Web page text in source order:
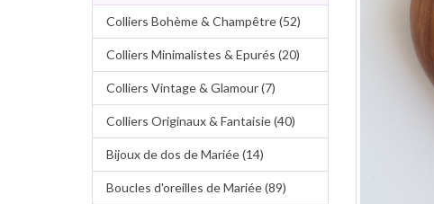
Colliers Bohème & Champêtre (52)
Colliers Minimalistes & Epurés (20)
Colliers Vintage & Glamour (7)
Colliers Originaux & Fantaisie (40)
Bijoux de dos de Mariée (14)
Boucles d'oreilles de Mariée (89)